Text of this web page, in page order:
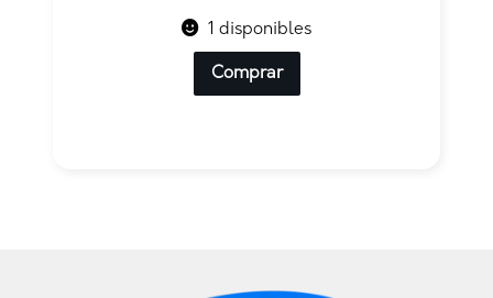
1 disponibles
Comprar